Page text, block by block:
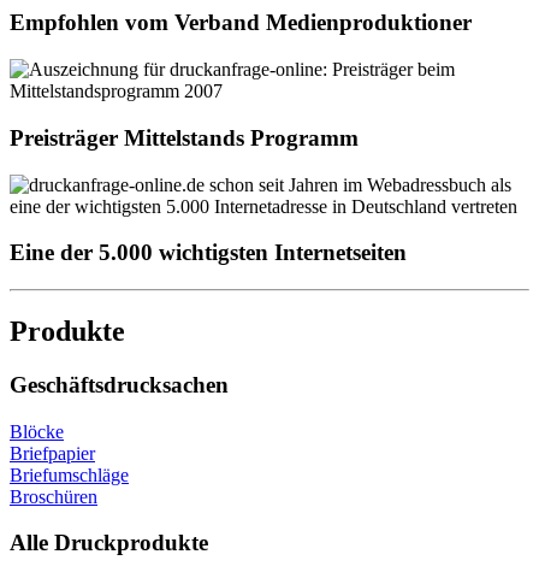
Empfohlen vom Verband Medienproduktioner
Preisträger Mittelstands Programm
Eine der 5.000 wichtigsten Internetseiten
Produkte
Geschäftsdrucksachen
Blöcke
Briefpapier
Briefumschläge
Broschüren
Alle Druckprodukte